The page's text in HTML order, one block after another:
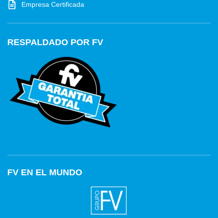
Empresa Certificada
RESPALDADO POR FV
FV EN EL MUNDO